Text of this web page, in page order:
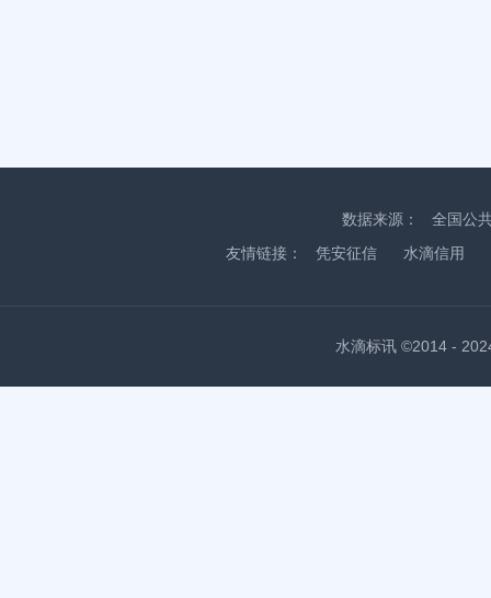
数据来源：
全国公
友情链接：
凭安征信 水滴信用
水滴标讯 ©2014 -